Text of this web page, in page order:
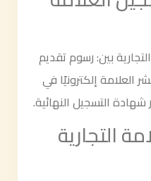
بين: رسوم تقديم
العلامة إلكترونيًا في
التسجيل النهائية.
التجارية